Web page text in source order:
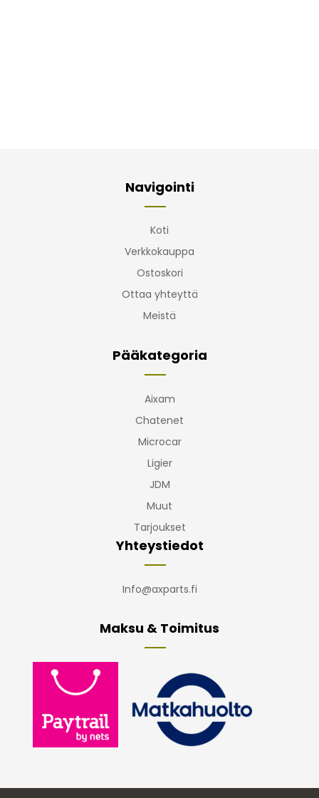
Navigointi
Koti
Verkkokauppa
Ostoskori
Ottaa yhteyttä
Meistä
Pääkategoria
Aixam
Chatenet
Microcar
Ligier
JDM
Muut
Tarjoukset
Yhteystiedot
Info@axparts.fi
Maksu & Toimitus